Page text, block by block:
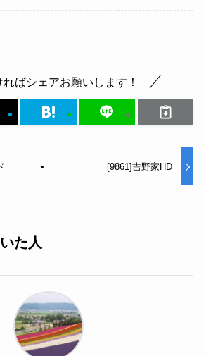
ればシェアお願いします！
[9861]吉野家HD
た人